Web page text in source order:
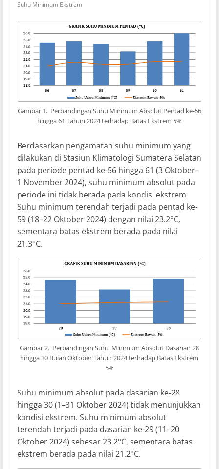
Suhu Minimum Ekstrem
Gambar 1. Perbandingan Suhu Minimum Absolut Pentad ke-56
hingga 61 Tahun 2024 terhadap Batas Ekstrem 5%
Berdasarkan pengamatan suhu minimum yang
dilakukan di Stasiun Klimatologi Sumatera Selatan
pada periode pentad ke-56 hingga 61 (3 Oktober–
1 November 2024), suhu minimum absolut pada
periode ini tidak berada pada kondisi ekstrem.
Suhu minimum terendah terjadi pada pentad ke-
59 (18–22 Oktober 2024) dengan nilai 23.2°C,
sementara batas ekstrem berada pada nilai
21.3°C.
Gambar 2. Perbandingan Suhu Minimum Absolut Dasarian 28
hingga 30 Bulan Oktober Tahun 2024 terhadap Batas Ekstrem
5%
Suhu minimum absolut pada dasarian ke-28
hingga 30 (1–31 Oktober 2024) tidak menunjukkan
kondisi ekstrem. Suhu minimum absolut
terendah terjadi pada dasarian ke-29 (11–20
Oktober 2024) sebesar 23.2°C, sementara batas
ekstrem berada pada nilai 21.2°C.